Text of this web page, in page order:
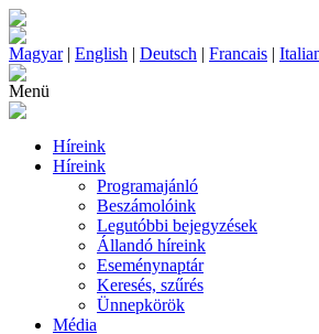
Magyar| English | Deutsch | Francais |
Menü
Híreink
Híreink
Programajánló
Beszámolóink
Legutóbbi bejegyzések
Állandó híreink
Eseménynaptár
Keresés, szűrés
Ünnepkörök
Média